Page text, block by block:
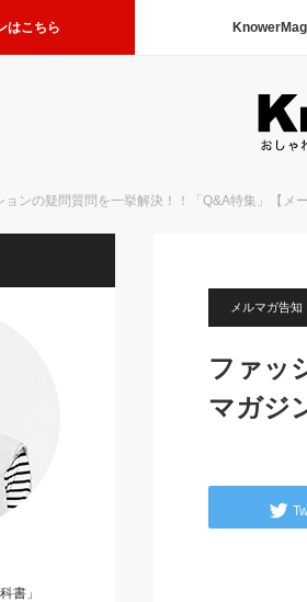
はこちら
ョンの疑問質問を一挙解決！！「Q&A特集」【メ
メルマガ告知
ファッ
マガジ
書」